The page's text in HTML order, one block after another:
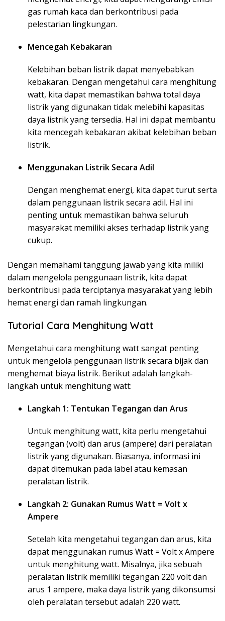
gas rumah kaca dan berkontribusi pada
pelestarian lingkungan.
Mencegah Kebakaran
Kelebihan beban listrik dapat menyebabkan
kebakaran. Dengan mengetahui cara menghitung
watt, kita dapat memastikan bahwa total daya
listrik yang digunakan tidak melebihi kapasitas
daya listrik yang tersedia. Hal ini dapat membantu
kita mencegah kebakaran akibat kelebihan beban
listrik.
Menggunakan Listrik Secara Adil
Dengan menghemat energi, kita dapat turut serta
dalam penggunaan listrik secara adil. Hal ini
penting untuk memastikan bahwa seluruh
masyarakat memiliki akses terhadap listrik yang
cukup.
Dengan memahami tanggung jawab yang kita miliki
dalam mengelola penggunaan listrik, kita dapat
berkontribusi pada terciptanya masyarakat yang lebih
hemat energi dan ramah lingkungan.
Tutorial Cara Menghitung Watt
Mengetahui cara menghitung watt sangat penting
untuk mengelola penggunaan listrik secara bijak dan
menghemat biaya listrik. Berikut adalah langkah-
langkah untuk menghitung watt:
Langkah 1: Tentukan Tegangan dan Arus
Untuk menghitung watt, kita perlu mengetahui
tegangan (volt) dan arus (ampere) dari peralatan
listrik yang digunakan. Biasanya, informasi ini
dapat ditemukan pada label atau kemasan
peralatan listrik.
Langkah 2: Gunakan Rumus Watt = Volt x
Ampere
Setelah kita mengetahui tegangan dan arus, kita
dapat menggunakan rumus Watt = Volt x Ampere
untuk menghitung watt. Misalnya, jika sebuah
peralatan listrik memiliki tegangan 220 volt dan
arus 1 ampere, maka daya listrik yang dikonsumsi
oleh peralatan tersebut adalah 220 watt.